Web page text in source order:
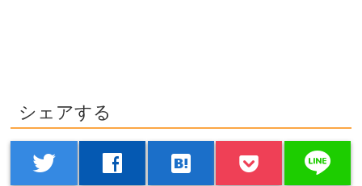
シェアする
twitter facebook hatenabookmark line